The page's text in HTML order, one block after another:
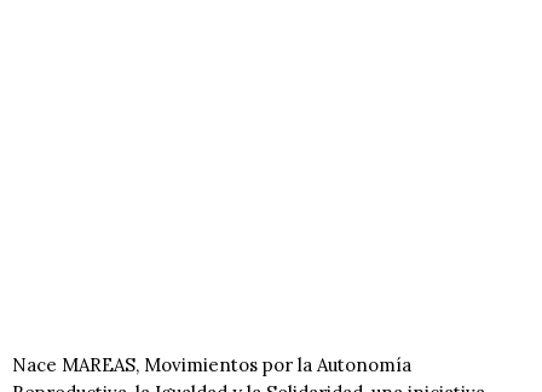
Nace MAREAS, Movimientos por la Autonomía